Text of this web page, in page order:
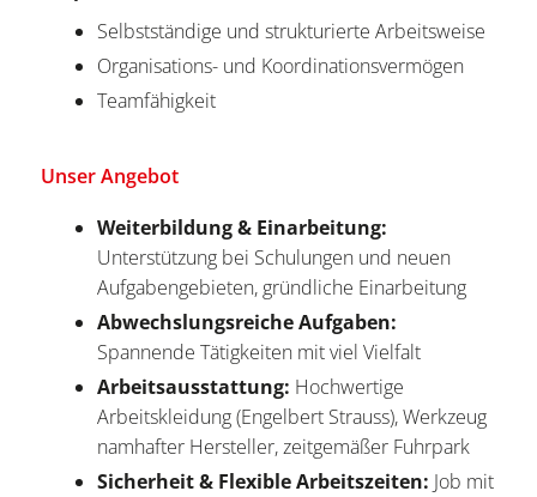
Selbstständige und strukturierte Arbeitsweise
Organisations- und Koordinationsvermögen
Teamfähigkeit
Unser Angebot
Weiterbildung & Einarbeitung:
Unterstützung bei Schulungen und neuen
Aufgabengebieten, gründliche Einarbeitung
Abwechslungsreiche Aufgaben:
Spannende Tätigkeiten mit viel Vielfalt
Arbeitsausstattung: Hochwertige
Arbeitskleidung (Engelbert Strauss), Werkzeug
namhafter Hersteller, zeitgemäßer Fuhrpark
Sicherheit & Flexible Arbeitszeiten: Job mit